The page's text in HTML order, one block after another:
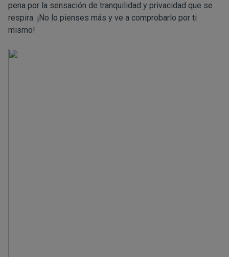
pena por la sensación de tranquilidad y privacidad que se
respira. ¡No lo pienses más y ve a comprobarlo por ti
mismo!